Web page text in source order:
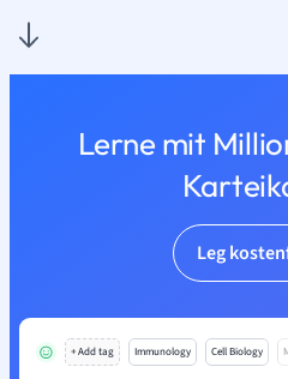
Lerne mit
Leg
+ Add tag Immunology Cell Biology